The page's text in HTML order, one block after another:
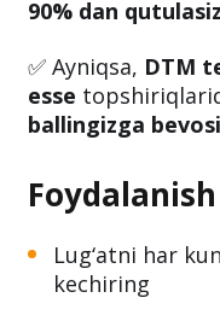
90% dan qutulasiz
✅ Ayniqsa, DTM
esse
ballingizga
Lug‘atni har
kechiring